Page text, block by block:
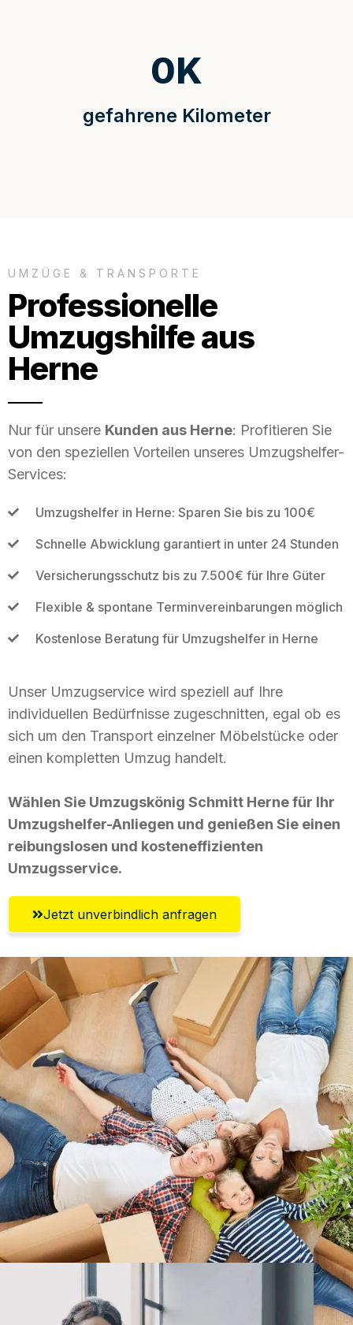
gefahrene Kilometer
0K
UMZÜGE & TRANSPORTE
Professionelle
Umzugshilfe aus
Herne
Nur für unsere Kunden aus Herne: Profitieren Sie
von den speziellen Vorteilen unseres Umzugshelfer-
Services:
Umzugshelfer in Herne: Sparen Sie bis zu 100€
Schnelle Abwicklung garantiert in unter 24 Stunden
Versicherungsschutz bis zu 7.500€ für Ihre Güter
Flexible & spontane Terminvereinbarungen möglich
Kostenlose Beratung für Umzugshelfer in Herne
Unser Umzugservice wird speziell auf Ihre
individuellen Bedürfnisse zugeschnitten, egal ob es
sich um den Transport einzelner Möbelstücke oder
einen kompletten Umzug handelt.
Wählen Sie Umzugskönig Schmitt Herne für Ihr
Umzugshelfer-Anliegen und genießen Sie einen
reibungslosen und kosteneffizienten
Umzugsservice.
Jetzt unverbindlich anfragen